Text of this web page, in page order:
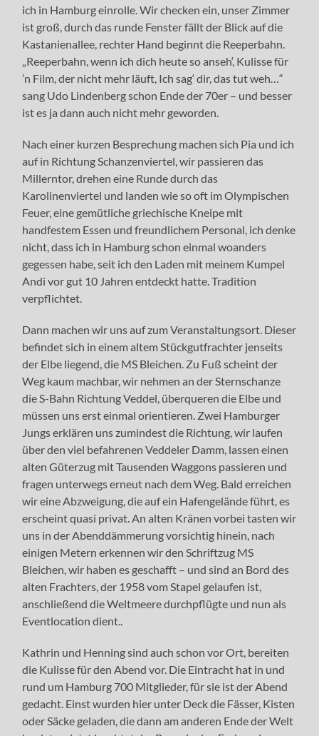
ich in Hamburg einrolle. Wir checken ein, unser Zimmer
ist groß, durch das runde Fenster fällt der Blick auf die
Kastanienallee, rechter Hand beginnt die Reeperbahn.
„Reeperbahn, wenn ich dich heute so anseh‘, Kulisse für
’n Film, der nicht mehr läuft, Ich sag‘ dir, das tut weh…“
sang Udo Lindenberg schon Ende der 70er – und besser
ist es ja dann auch nicht mehr geworden.
Nach einer kurzen Besprechung machen sich Pia und ich
auf in Richtung Schanzenviertel, wir passieren das
Millerntor, drehen eine Runde durch das
Karolinenviertel und landen wie so oft im Olympischen
Feuer, eine gemütliche griechische Kneipe mit
handfestem Essen und freundlichem Personal, ich denke
nicht, dass ich in Hamburg schon einmal woanders
gegessen habe, seit ich den Laden mit meinem Kumpel
Andi vor gut 10 Jahren entdeckt hatte. Tradition
verpflichtet.
Dann machen wir uns auf zum Veranstaltungsort. Dieser
befindet sich in einem altem Stückgutfrachter jenseits
der Elbe liegend, die MS Bleichen. Zu Fuß scheint der
Weg kaum machbar, wir nehmen an der Sternschanze
die S-Bahn Richtung Veddel, überqueren die Elbe und
müssen uns erst einmal orientieren. Zwei Hamburger
Jungs erklären uns zumindest die Richtung, wir laufen
über den viel befahrenen Veddeler Damm, lassen einen
alten Güterzug mit Tausenden Waggons passieren und
fragen unterwegs erneut nach dem Weg. Bald erreichen
wir eine Abzweigung, die auf ein Hafengelände führt, es
erscheint quasi privat. An alten Kränen vorbei tasten wir
uns in der Abenddämmerung vorsichtig hinein, nach
einigen Metern erkennen wir den Schriftzug MS
Bleichen, wir haben es geschafft – und sind an Bord des
alten Frachters, der 1958 vom Stapel gelaufen ist,
anschließend die Weltmeere durchpflügte und nun als
Eventlocation dient..
Kathrin und Henning sind auch schon vor Ort, bereiten
die Kulisse für den Abend vor. Die Eintracht hat in und
rund um Hamburg 700 Mitglieder, für sie ist der Abend
gedacht. Einst wurden hier unter Deck die Fässer, Kisten
oder Säcke geladen, die dann am anderen Ende der Welt